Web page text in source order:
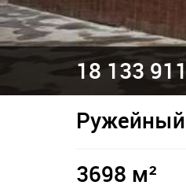
18 133
Ружейный
3698 м²